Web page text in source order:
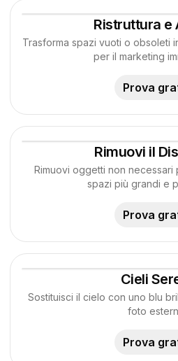
Ristruttura e
Trasforma spazi vuoti o obsoleti
per il marketing
Prova
Rimuovi il
Rimuovi oggetti non necessari
spazi più grandi e
Prova
Cieli
Sostituisci il cielo con uno blu
foto
Prova